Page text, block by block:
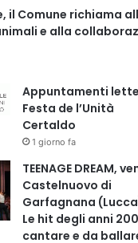
il Comune richiama
e alla
Appuntamenti
Festa de l’Unità
Certaldo
1 giorno fa
TEENAGE DREAM,
Castelnuovo di
Garfagnana
Le hit degli anni
cantare e da